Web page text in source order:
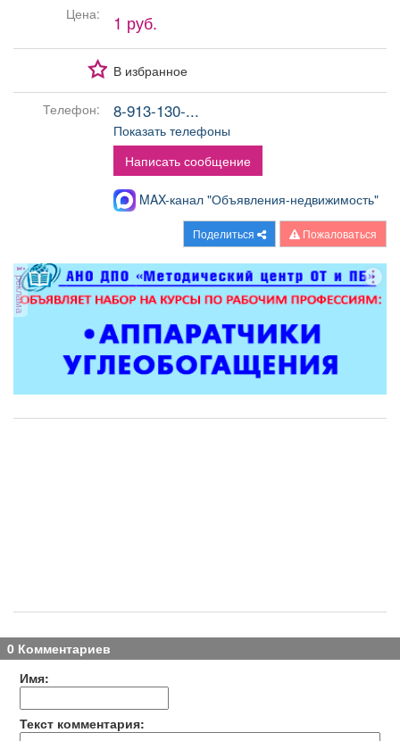
Поздравления
Я - пенсионер
Цена:
1 руб.
В избранное
Телефон: 8-913-130-...
Показать телефоны
Написать сообщение
MAX-канал "Объявления-недвижимость"
Поделиться Пожаловаться
реклама
0 Комментариев
Имя:
Текст комментария: